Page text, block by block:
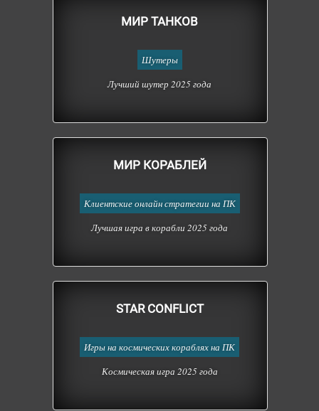
МИР ТАНКОВ
Шутеры
Лучший шутер 2025 года
МИР КОРАБЛЕЙ
Клиентские онлайн стратегии на ПК
Лучшая игра в корабли 2025 года
STAR CONFLICT
Игры на космических кораблях на ПК
Космическая игра 2025 года